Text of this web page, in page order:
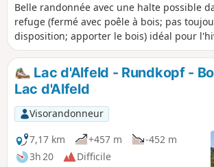
Belle randonnée avec une halte possible
refuge (fermé avec poêle à bois; pas
disposition; apporter le bois) idéal pour
partie de la randonnée se fait dans les
de vues sur le lac.
Lac d'Alfeld - Rundkopf -
Lac d'Alfeld
Visorandonneur
7,17 km
+457 m
-452 m
3h 20
Difficile